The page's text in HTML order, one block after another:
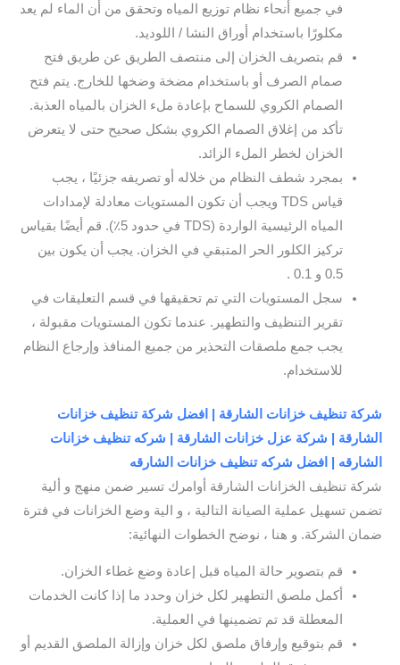
في جميع أنحاء نظام توزيع المياه وتحقق من أن الماء لم يعد
مكلورًا باستخدام أوراق النشا / اللوديد.
قم بتصريف الخزان إلى منتصف الطريق عن طريق فتح
صمام الصرف أو باستخدام مضخة وضخها للخارج. يتم فتح
الصمام الكروي للسماح بإعادة ملء الخزان بالمياه العذبة.
تأكد من إغلاق الصمام الكروي بشكل صحيح حتى لا يتعرض
الخزان لخطر الملء الزائد.
بمجرد شطف النظام من خلاله أو تصريفه جزئيًا ، يجب
قياس TDS ويجب أن تكون المستويات معادلة لإمدادات
المياه الرئيسية الواردة (TDS في حدود 5٪). قم أيضًا بقياس
تركيز الكلور الحر المتبقي في الخزان. يجب أن يكون بين
0.5 و 0.1 .
سجل المستويات التي تم تحقيقها في قسم التعليقات في
تقرير التنظيف والتطهير. عندما تكون المستويات مقبولة ،
يجب جمع ملصقات التحذير من جميع المنافذ وإرجاع النظام
للاستخدام.
شركة تنظيف خزانات الشارقة | افضل شركة تنظيف خزانات
الشارقة | شركة عزل خزانات الشارقة | شركه تنظيف خزانات
الشارقه | افضل شركه تنظيف خزانات الشارقه
شركة تنظيف الخزانات الشارقة أوامرك تسير ضمن منهج و ألية
تضمن تسهيل عملية الصيانة التالية ، و الية وضع الخزانات في فترة
ضمان الشركة. و هنا ، نوضح الخطوات النهائية:
قم بتصوير حالة المياه قبل إعادة وضع غطاء الخزان.
أكمل ملصق التطهير لكل خزان وحدد ما إذا كانت الخدمات
المعطلة قد تم تضمينها في العملية.
قم بتوقيع وإرفاق ملصق لكل خزان وإزالة الملصق القديم أو